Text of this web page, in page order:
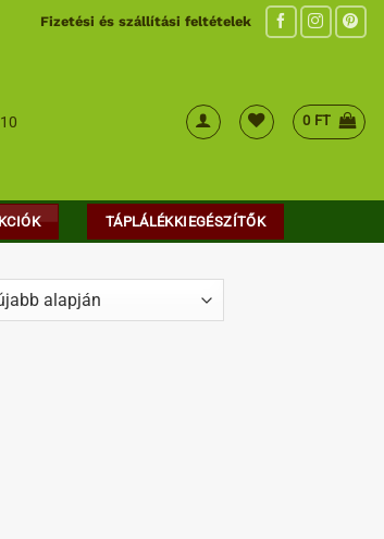
Fizetési és szállítási feltételek
0 FT
TÁPLÁLÉKKIEGÉSZÍTŐK